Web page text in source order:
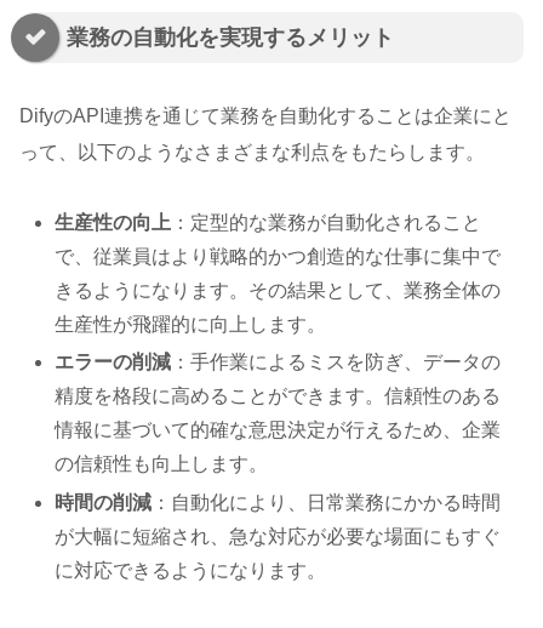
業務の自動化を実現するメリット
DifyのAPI連携を通じて業務を自動化することは企業にと
って、以下のようなさまざまな利点をもたらします。
生産性の向上 ：定型的な業務が自動化されること
で、従業員はより戦略的かつ創造的な仕事に集中で
きるようになります。その結果として、業務全体の
生産性が飛躍的に向上します。
エラーの削減 ：手作業によるミスを防ぎ、データの
精度を格段に高めることができます。信頼性のある
情報に基づいて的確な意思決定が行えるため、企業
の信頼性も向上します。
時間の削減 ：自動化により、日常業務にかかる時間
が大幅に短縮され、急な対応が必要な場面にもすぐ
に対応できるようになります。